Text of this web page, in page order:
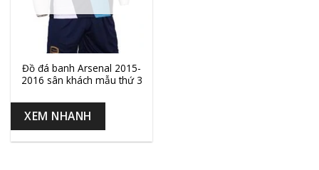
Đồ đá banh Arsenal 2015-
2016 sân khách mẫu thứ 3
XEM NHANH